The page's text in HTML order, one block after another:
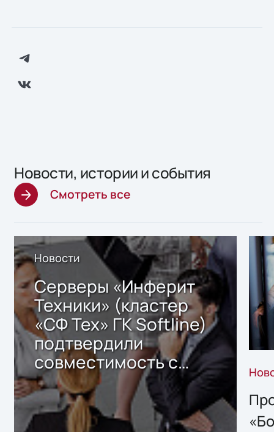
Новости, истории и события
Смотреть все
Новости
Серверы «Инферит
Техники» (кластер
«СФ Тех» ГК Softline)
подтвердили
совместимость с
решением Sharx
Storage 2.x для
хранения данных